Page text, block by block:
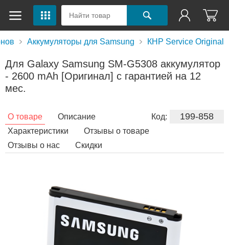
Аккумуляторы для Samsung КНР Service Original
Для Galaxy Samsung SM-G5308 аккумулятор
- 2600 mAh [Оригинал] с гарантией на 12
мес.
Код: 199-858
О товаре
Описание
Характеристики
Отзывы о товаре
Отзывы о нас
Скидки